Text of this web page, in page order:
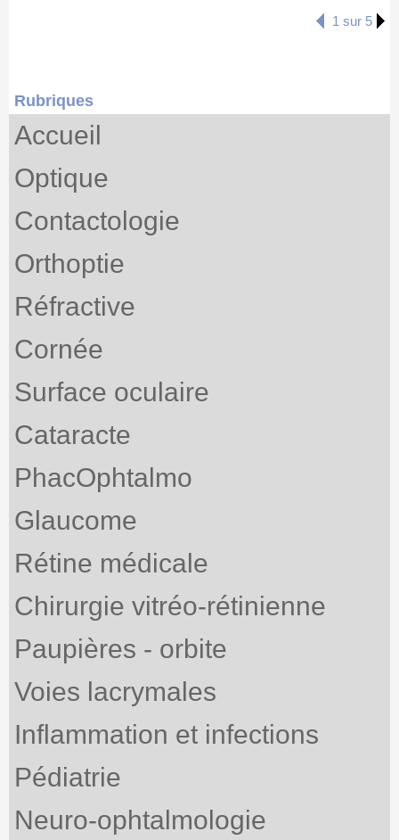
1 sur 5
Rubriques
Accueil
Optique
Contactologie
Orthoptie
Réfractive
Cornée
Surface oculaire
Cataracte
PhacOphtalmo
Glaucome
Rétine médicale
Chirurgie vitréo-rétinienne
Paupières - orbite
Voies lacrymales
Inflammation et infections
Pédiatrie
Neuro-ophtalmologie